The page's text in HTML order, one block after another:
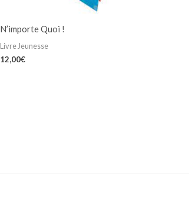
N’importe Quoi !
Livre Jeunesse
12,00€